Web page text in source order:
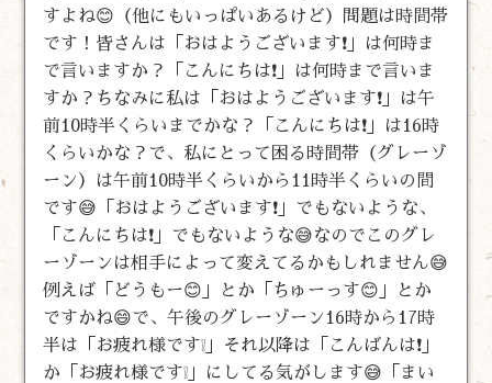
すよね😊（他にもいっぱいあるけど）問題は時間帯
です！皆さんは「おはようございます❗」は何時ま
で言いますか？「こんにちは❗」は何時まで言いま
すか？ちなみに私は「おはようございます❗」は午
前10時半くらいまでかな？「こんにちは❗」は16時
くらいかな？で、私にとって困る時間帯（グレーゾ
ーン）は午前10時半くらいから11時半くらいの間
です😅「おはようございます❗」でもないような、
「こんにちは❗」でもないような😅なのでこのグレ
ーゾーンは相手によって変えてるかもしれません😅
例えば「どうもー😊」とか「ちゅーっす😊」とか
ですかね😄で、午後のグレーゾーン16時から17時
半は「お疲れ様です❕」それ以降は「こんばんは❗」
か「お疲れ様です❕」にしてる気がします😅「まい